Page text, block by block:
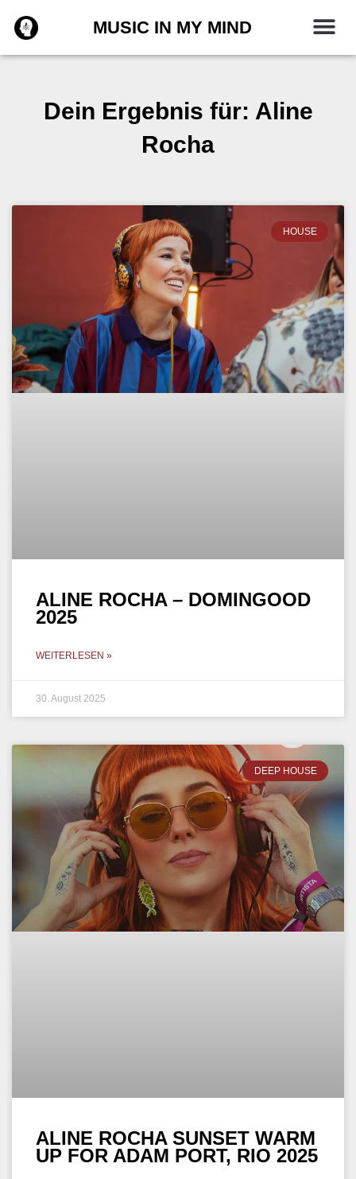
Inhalt
springen
MUSIC IN MY MIND
Dein Ergebnis für: Aline
Rocha
HOUSE
ALINE ROCHA – DOMINGOOD
2025
WEITERLESEN »
30. August 2025
DEEP HOUSE
ALINE ROCHA SUNSET WARM
UP FOR ADAM PORT, RIO 2025